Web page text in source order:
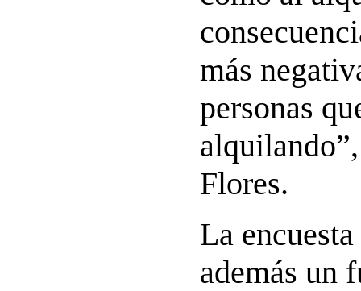
más
personas
Flores.
La
además un